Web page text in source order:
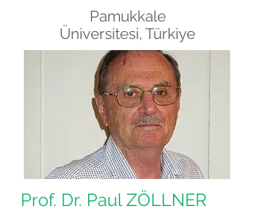
Pamukkale
Üniversitesi, Türkiye
Prof. Dr. Paul ZÖLLNER